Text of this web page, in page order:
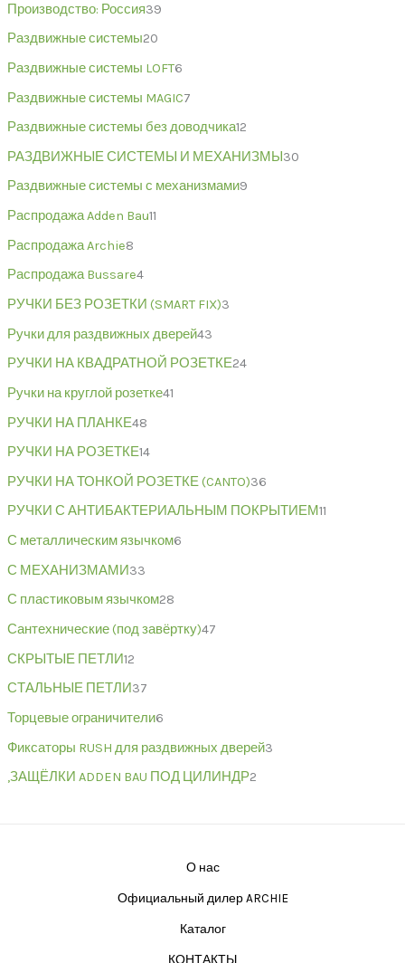
Производство: Россия39
Раздвижные системы20
Раздвижные системы LOFT6
Раздвижные системы MAGIC7
Раздвижные системы без доводчика12
РАЗДВИЖНЫЕ СИСТЕМЫ И МЕХАНИЗМЫ 30
Раздвижные системы с механизмами9
Распродажа Adden Bau11
Распродажа Archie8
Распродажа Bussare4
РУЧКИ БЕЗ РОЗЕТКИ (SMART FIX)3
Ручки для раздвижных дверей43
РУЧКИ НА КВАДРАТНОЙ РОЗЕТКЕ24
Ручки на круглой розетке41
РУЧКИ НА ПЛАНКЕ48
РУЧКИ НА РОЗЕТКЕ14
РУЧКИ НА ТОНКОЙ РОЗЕТКЕ (CANTO)36
РУЧКИ С АНТИБАКТЕРИАЛЬНЫМ ПОКРЫТИЕМ11
С металлическим язычком6
С МЕХАНИЗМАМИ33
С пластиковым язычком28
Сантехнические (под завёртку)47
СКРЫТЫЕ ПЕТЛИ12
СТАЛЬНЫЕ ПЕТЛИ37
Торцевые ограничители6
Фиксаторы RUSH для раздвижных дверей3
,ЗАЩЁЛКИ ADDEN BAU ПОД ЦИЛИНДР2
О нас
Официальный дилер ARCHIE
Каталог
КОНТАКТЫ